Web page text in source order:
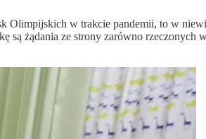
Olimpijskich w trakcie pandemii, to w
są żądania ze strony zarówno rzeczonych